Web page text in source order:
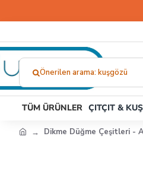
Aramıştınız?...
Önerilen arama: kuşgözü
TÜM ÜRÜNLER ÇITÇIT &
Dikme Düğme Çeşitleri -